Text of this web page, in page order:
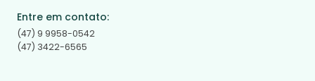
Entre em contato:
(47) 9 9958-0542
(47) 3422-6565